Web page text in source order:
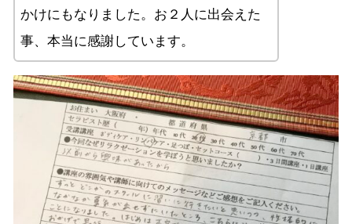
かけにもなりました。お２人に出会えた
事、本当に感謝しています。